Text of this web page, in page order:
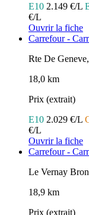
E10 2.149 €/L
€/L
Ouvrir la fiche
Carrefour -
Rte De
18,0 km
Prix (extrait)
E10 2.029 €/L
€/L
Ouvrir la fiche
Carrefour -
Le Vernay
18,9 km
Prix (extrait)